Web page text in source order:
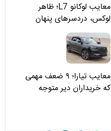
معایب لوکانو L7؛ ظاهر
لوکس، دردسرهای پنهان
معایب تیارا؛ ۹ ضعف مهمی
که خریداران دیر متوجه